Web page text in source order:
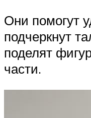
Они помогут
подчеркнут
поделят
части.